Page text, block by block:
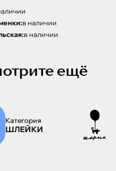
в наличии
в наличии
ещё
Категория
ШЛЕЙКИ